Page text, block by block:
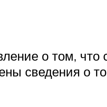
о том, что
сведения о